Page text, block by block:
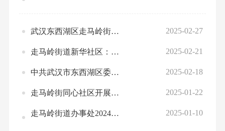
武汉东西湖区走马岭街召开2024年度行政执法工作报告会 2025-02-27
走马岭街道新华社区：传承经典 诗意沁香 2025-02-21
中共武汉市东西湖区委走马岭街道工作委员会关于2024年度法治政府建设情况的报告 2025-02-18
走马岭街同心社区开展春节康复共融活动 2025-01-22
走马岭街道办事处2024年度行政执法统计年报 2025-01-10